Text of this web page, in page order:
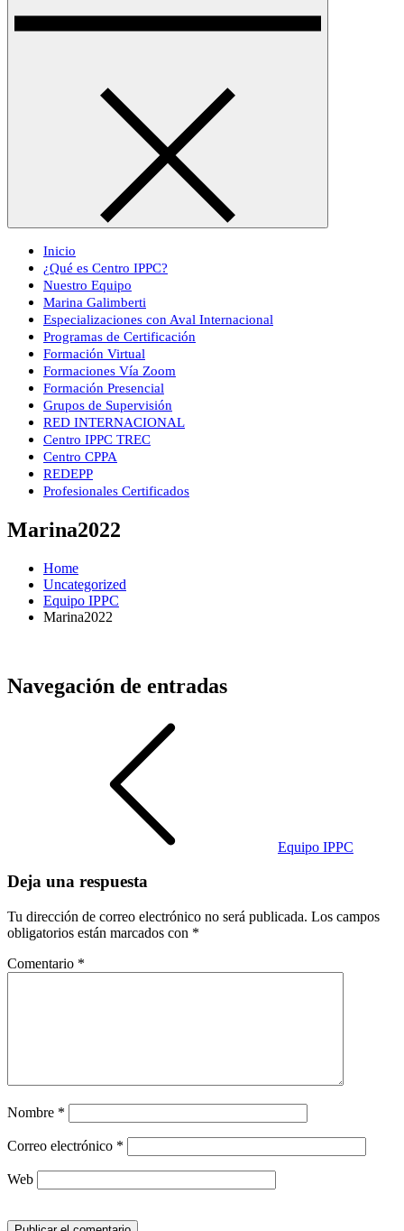
Inicio
¿Qué es Centro IPPC?
Nuestro Equipo
Marina Galimberti
Especializaciones con Aval Internacional
Programas de Certificación
Formación Virtual
Formaciones Vía Zoom
Formación Presencial
Grupos de Supervisión
RED INTERNACIONAL
Centro IPPC TREC
Centro CPPA
REDEPP
Profesionales Certificados
Marina2022
Home
Uncategorized
Equipo IPPC
Marina2022
Navegación de entradas
Equipo IPPC
Deja una respuesta
Tu dirección de correo electrónico no será publicada. Los campos
obligatorios están marcados con *
Comentario *
Nombre *
Correo electrónico *
Web